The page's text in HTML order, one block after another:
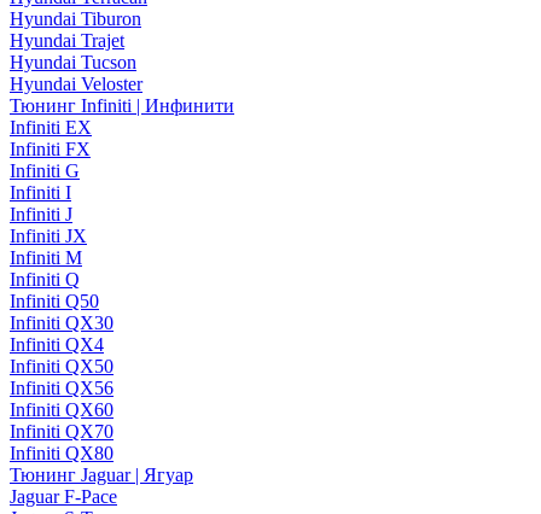
Hyundai Tiburon
Hyundai Trajet
Hyundai Tucson
Hyundai Veloster
Тюнинг Infiniti | Инфинити
Infiniti EX
Infiniti FX
Infiniti G
Infiniti I
Infiniti J
Infiniti JX
Infiniti M
Infiniti Q
Infiniti Q50
Infiniti QX30
Infiniti QX4
Infiniti QX50
Infiniti QX56
Infiniti QX60
Infiniti QX70
Infiniti QX80
Тюнинг Jaguar | Ягуар
Jaguar F-Pace